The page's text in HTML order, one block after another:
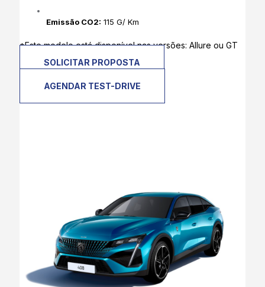
Emissão CO2: 115 G/ Km
*Este modelo está disponível nas versões: Allure ou GT
SOLICITAR PROPOSTA
AGENDAR TEST-DRIVE